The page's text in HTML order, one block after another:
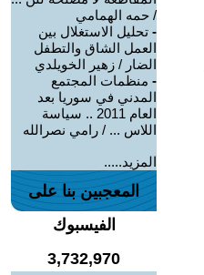
/ حمه الهمامي
- تحليل الاستغلال بين
العمل الشاق والتطفل
الضار / زهير الخويلدي
- منظمات المجتمع
المدني في سوريا بعد
العام 2011 .. سياسة
اللاس ... / رامي نصرالله
المزيد.....
المعجبين بنا على
الفيسبوك
3,732,970